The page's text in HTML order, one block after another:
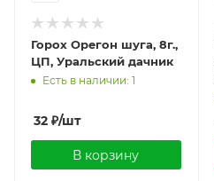
Горох Орегон шуга, 8г.,
ЦП, Уральский дачник
Есть в наличии: 1
32 ₽/шт
В корзину